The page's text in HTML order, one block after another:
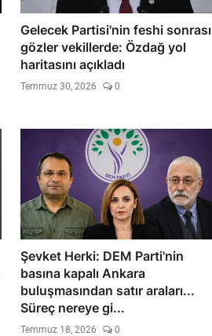
Gelecek Partisi'nin feshi sonrası
gözler vekillerde: Özdağ yol
haritasını açıkladı
Temmuz 30, 2026 0
Şevket Herki: DEM Parti'nin
basına kapalı Ankara
buluşmasından satır araları...
Süreç nereye gi...
Temmuz 18, 2026 0